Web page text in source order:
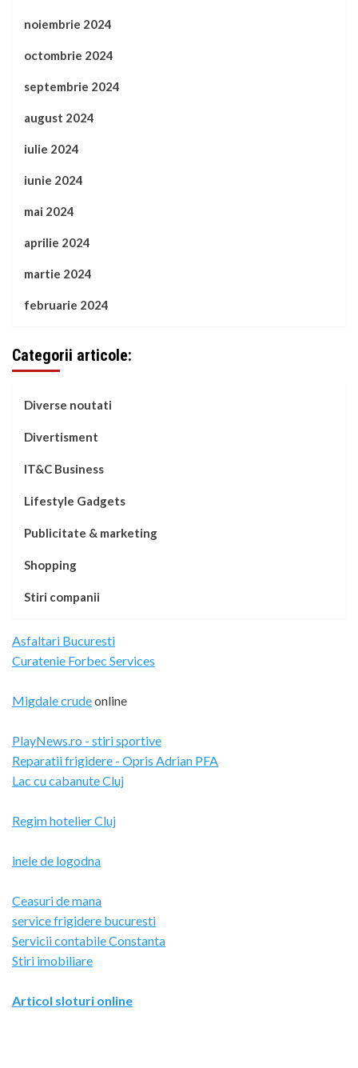
noiembrie 2024
octombrie 2024
septembrie 2024
august 2024
iulie 2024
iunie 2024
mai 2024
aprilie 2024
martie 2024
februarie 2024
Categorii articole:
Diverse noutati
Divertisment
IT&C Business
Lifestyle Gadgets
Publicitate & marketing
Shopping
Stiri companii
Asfaltari Bucuresti
Curatenie Forbec Services
Migdale crudeonline
PlayNews.ro - stiri sportive
Reparatii frigidere - Opris Adrian PFA
Lac cu cabanute Cluj
Regim hotelier Cluj
inele de logodna
Ceasuri de mana
service frigidere bucuresti
Servicii contabile Constanta
Stiri imobiliare
Articol sloturi online